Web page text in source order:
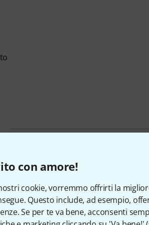
con amore!
cookie, vorremmo offrirti la
Questo include, ad esempio,
Se per te va bene, acconsenti
Analogico
Incl. alimentazione